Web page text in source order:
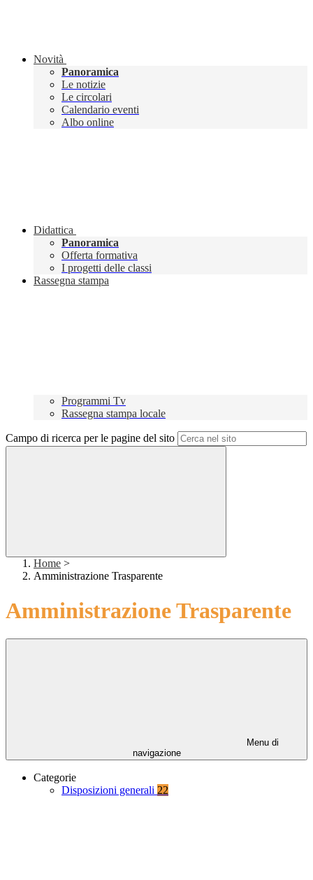
Novità
Panoramica
Le notizie
Le circolari
Calendario eventi
Albo online
Didattica
Panoramica
Offerta formativa
I progetti delle classi
Rassegna stampa
Programmi Tv
Rassegna stampa locale
Campo di ricerca per le pagine del sito
Home >
Amministrazione Trasparente
Amministrazione Trasparente
Menu di
navigazione
Categorie
Disposizioni generali 22